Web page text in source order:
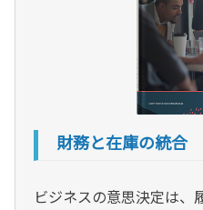
財務と在庫の統合
ビジネスの意思決定は、